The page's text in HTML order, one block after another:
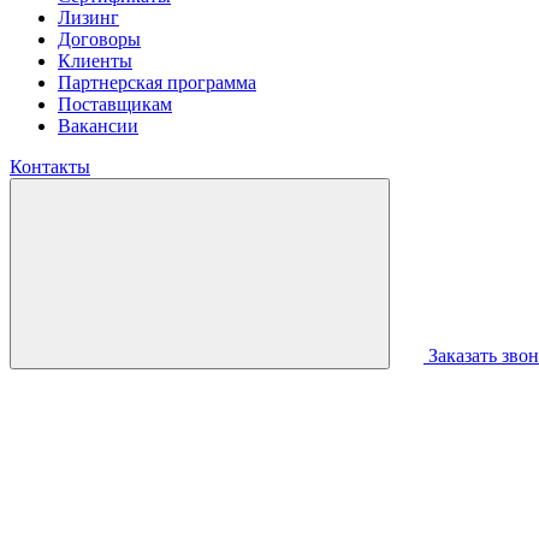
Лизинг
Договоры
Клиенты
Партнерская программа
Поставщикам
Вакансии
Контакты
Заказать